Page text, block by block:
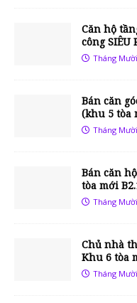
Căn hộ
công SIÊU
Tháng
Bán căn
(khu 5 tòa
Tháng
Bán căn
tòa mới
Tháng
Chủ nhà
Khu 6 tòa
Tháng